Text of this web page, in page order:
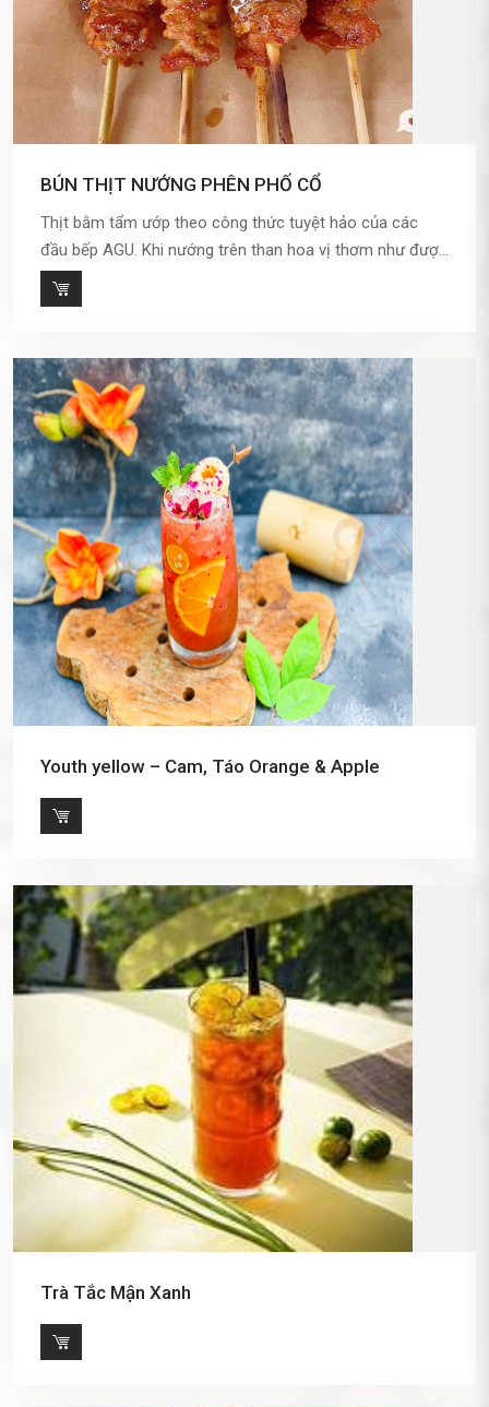
BÚN THỊT NƯỚNG PHÊN PHỐ CỔ
Thịt bằm tẩm ướp theo công thức tuyệt hảo của các
đầu bếp AGU. Khi nướng trên than hoa vị thơm như được
kích thích bùng nổ cả tảng thịt, bên ngoài vàng thơm
lừng, bên trong mềm ngọt, tỷ lệ thịt hoàn hảo khiến tảng
Youth yellow – Cam, Táo Orange & Apple
Trà Tắc Mận Xanh